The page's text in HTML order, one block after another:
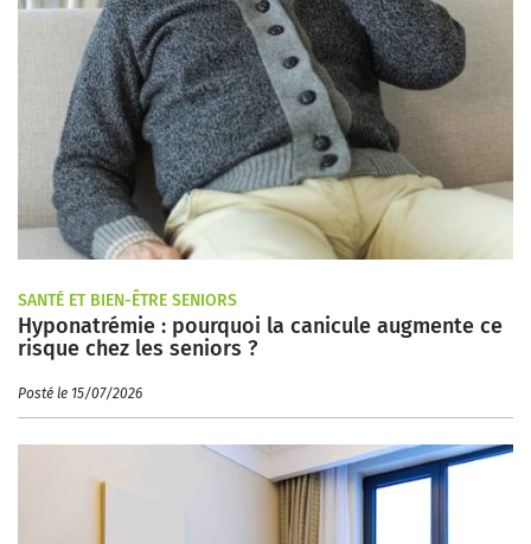
SANTÉ ET BIEN-ÊTRE SENIORS
Hyponatrémie : pourquoi la canicule augmente ce
risque chez les seniors ?
Posté le 15/07/2026